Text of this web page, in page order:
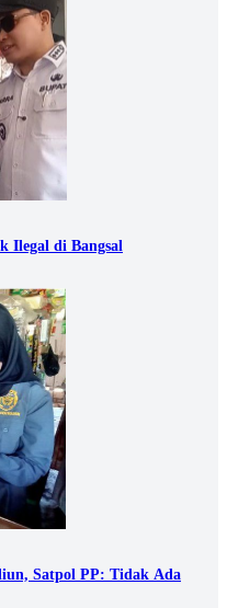
Ilegal di Bangsal
Satpol PP: Tidak Ada